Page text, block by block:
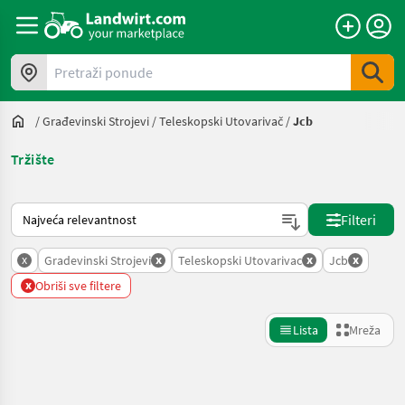
Pretraži ponude
/Građevinski Strojevi /Teleskopski Utovarivač /Jcb
Tržište
Način na koji sortira Landwirt.com
Filteri
x Gradevinski Strojevi x Teleskopski Utovarivac x Jcb x
x Obriši sve filtere
Lista Mreža